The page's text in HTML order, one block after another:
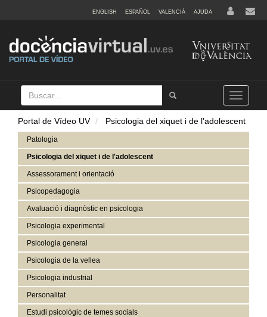
ENGLISH ESPAÑOL VALENCIÀ AJUDA
Buscar
Tramet
Toggle
navigation
Portal de Vídeo UV Psicologia del xiquet i de l'adolescent
Patologia
Psicologia del xiquet i de l'adolescent
Assessorament i orientació
Psicopedagogia
Avaluació i diagnòstic en psicologia
Psicologia experimental
Psicologia general
Psicologia de la vellea
Psicologia industrial
Personalitat
Estudi psicològic de temes socials